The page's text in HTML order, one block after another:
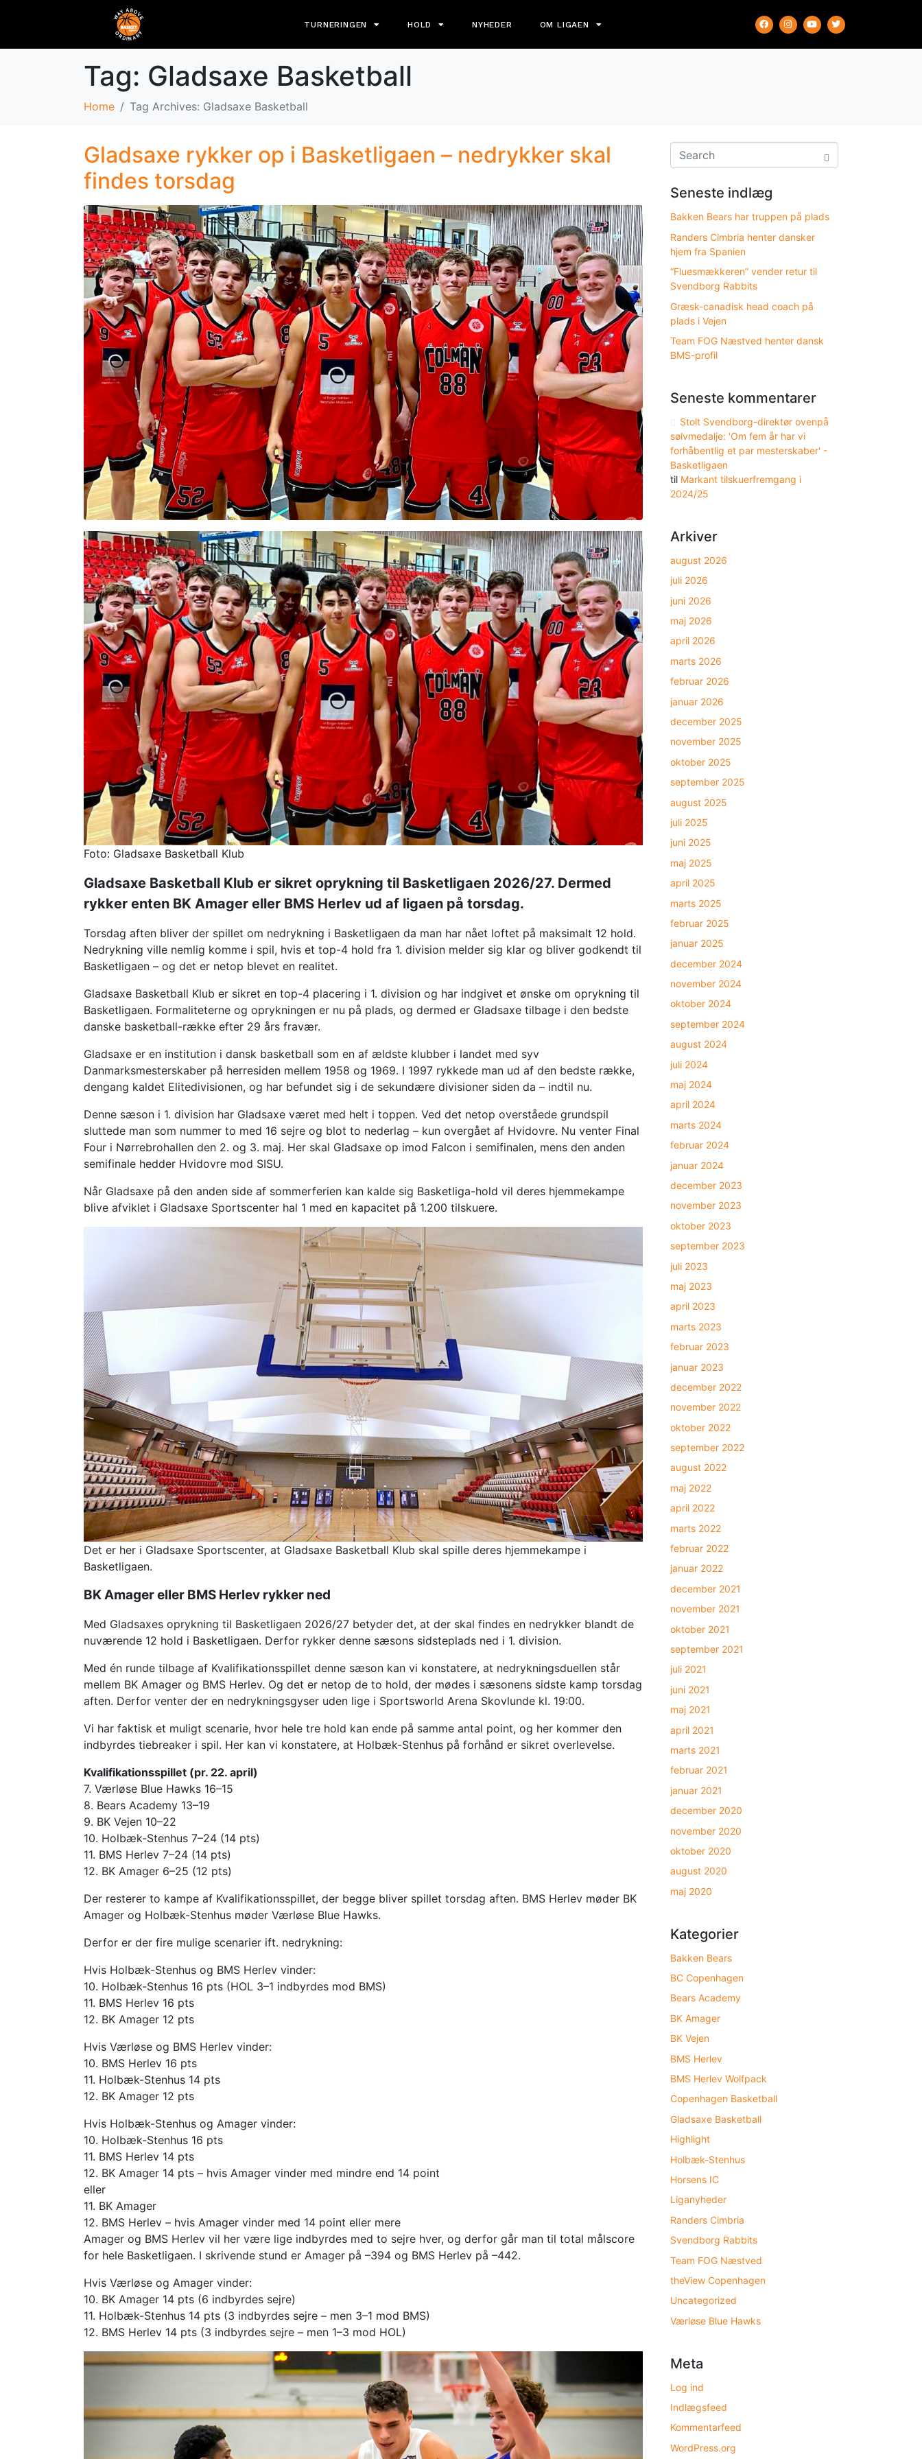
TURNERINGEN HOLD NYHEDER OM LIGAEN
Tag: Gladsaxe Basketball
Home Tag Archives: Gladsaxe Basketball
Gladsaxe rykker op i Basketligaen – nedrykker skal
findes torsdag
Foto: Gladsaxe Basketball Klub
Gladsaxe Basketball Klub er sikret oprykning til Basketligaen 2026/27. Dermed
rykker enten BK Amager eller BMS Herlev ud af ligaen på torsdag.
Torsdag aften bliver der spillet om nedrykning i Basketligaen da man har nået loftet på maksimalt 12 hold.
Nedrykning ville nemlig komme i spil, hvis et top-4 hold fra 1. division melder sig klar og bliver godkendt til
Basketligaen – og det er netop blevet en realitet.
Gladsaxe Basketball Klub er sikret en top-4 placering i 1. division og har indgivet et ønske om oprykning til
Basketligaen. Formaliteterne og oprykningen er nu på plads, og dermed er Gladsaxe tilbage i den bedste
danske basketball-række efter 29 års fravær.
Gladsaxe er en institution i dansk basketball som en af ældste klubber i landet med syv
Danmarksmesterskaber på herresiden mellem 1958 og 1969. I 1997 rykkede man ud af den bedste række,
dengang kaldet Elitedivisionen, og har befundet sig i de sekundære divisioner siden da – indtil nu.
Denne sæson i 1. division har Gladsaxe været med helt i toppen. Ved det netop overståede grundspil
sluttede man som nummer to med 16 sejre og blot to nederlag – kun overgået af Hvidovre. Nu venter Final
Four i Nørrebrohallen den 2. og 3. maj. Her skal Gladsaxe op imod Falcon i semifinalen, mens den anden
semifinale hedder Hvidovre mod SISU.
Når Gladsaxe på den anden side af sommerferien kan kalde sig Basketliga-hold vil deres hjemmekampe
blive afviklet i Gladsaxe Sportscenter hal 1 med en kapacitet på 1.200 tilskuere.
Det er her i Gladsaxe Sportscenter, at Gladsaxe Basketball Klub skal spille deres hjemmekampe i
Basketligaen.
BK Amager eller BMS Herlev rykker ned
Med Gladsaxes oprykning til Basketligaen 2026/27 betyder det, at der skal findes en nedrykker blandt de
nuværende 12 hold i Basketligaen. Derfor rykker denne sæsons sidsteplads ned i 1. division.
Med én runde tilbage af Kvalifikationsspillet denne sæson kan vi konstatere, at nedrykningsduellen står
mellem BK Amager og BMS Herlev. Og det er netop de to hold, der mødes i sæsonens sidste kamp torsdag
aften. Derfor venter der en nedrykningsgyser uden lige i Sportsworld Arena Skovlunde kl. 19:00.
Vi har faktisk et muligt scenarie, hvor hele tre hold kan ende på samme antal point, og her kommer den
indbyrdes tiebreaker i spil. Her kan vi konstatere, at Holbæk-Stenhus på forhånd er sikret overlevelse.
Kvalifikationsspillet (pr. 22. april)
7. Værløse Blue Hawks 16–15
8. Bears Academy 13–19
9. BK Vejen 10–22
10. Holbæk-Stenhus 7–24 (14 pts)
11. BMS Herlev 7–24 (14 pts)
12. BK Amager 6–25 (12 pts)
Der resterer to kampe af Kvalifikationsspillet, der begge bliver spillet torsdag aften. BMS Herlev møder BK
Amager og Holbæk-Stenhus møder Værløse Blue Hawks.
Derfor er der fire mulige scenarier ift. nedrykning:
Hvis Holbæk-Stenhus og BMS Herlev vinder:
10. Holbæk-Stenhus 16 pts (HOL 3–1 indbyrdes mod BMS)
11. BMS Herlev 16 pts
12. BK Amager 12 pts
Hvis Værløse og BMS Herlev vinder:
10. BMS Herlev 16 pts
11. Holbæk-Stenhus 14 pts
12. BK Amager 12 pts
Hvis Holbæk-Stenhus og Amager vinder:
10. Holbæk-Stenhus 16 pts
11. BMS Herlev 14 pts
12. BK Amager 14 pts – hvis Amager vinder med mindre end 14 point
eller
11. BK Amager
12. BMS Herlev – hvis Amager vinder med 14 point eller mere
Amager og BMS Herlev vil her være lige indbyrdes med to sejre hver, og derfor går man til total målscore
for hele Basketligaen. I skrivende stund er Amager på –394 og BMS Herlev på –442.
Hvis Værløse og Amager vinder:
10. BK Amager 14 pts (6 indbyrdes sejre)
11. Holbæk-Stenhus 14 pts (3 indbyrdes sejre – men 3–1 mod BMS)
12. BMS Herlev 14 pts (3 indbyrdes sejre – men 1–3 mod HOL)
Seneste indlæg
Bakken Bears har truppen på plads
Randers Cimbria henter dansker
hjem fra Spanien
“Fluesmækkeren” vender retur til
Svendborg Rabbits
Græsk-canadisk head coach på
plads i Vejen
Team FOG Næstved henter dansk
BMS-profil
Seneste kommentarer
Stolt Svendborg-direktør ovenpå
sølvmedalje: 'Om fem år har vi
forhåbentlig et par mesterskaber' -
Basketligaen
til Markant tilskuerfremgang i
2024/25
Arkiver
august 2026
juli 2026
juni 2026
maj 2026
april 2026
marts 2026
februar 2026
januar 2026
december 2025
november 2025
oktober 2025
september 2025
august 2025
juli 2025
juni 2025
maj 2025
april 2025
marts 2025
februar 2025
januar 2025
december 2024
november 2024
oktober 2024
september 2024
august 2024
juli 2024
maj 2024
april 2024
marts 2024
februar 2024
januar 2024
december 2023
november 2023
oktober 2023
september 2023
juli 2023
maj 2023
april 2023
marts 2023
februar 2023
januar 2023
december 2022
november 2022
oktober 2022
september 2022
august 2022
maj 2022
april 2022
marts 2022
februar 2022
januar 2022
december 2021
november 2021
oktober 2021
september 2021
juli 2021
juni 2021
maj 2021
april 2021
marts 2021
februar 2021
januar 2021
december 2020
november 2020
oktober 2020
august 2020
maj 2020
Kategorier
Bakken Bears
BC Copenhagen
Bears Academy
BK Amager
BK Vejen
BMS Herlev
BMS Herlev Wolfpack
Copenhagen Basketball
Gladsaxe Basketball
Highlight
Holbæk-Stenhus
Horsens IC
Liganyheder
Randers Cimbria
Svendborg Rabbits
Team FOG Næstved
theView Copenhagen
Uncategorized
Værløse Blue Hawks
Meta
Log ind
Indlægsfeed
Kommentarfeed
WordPress.org